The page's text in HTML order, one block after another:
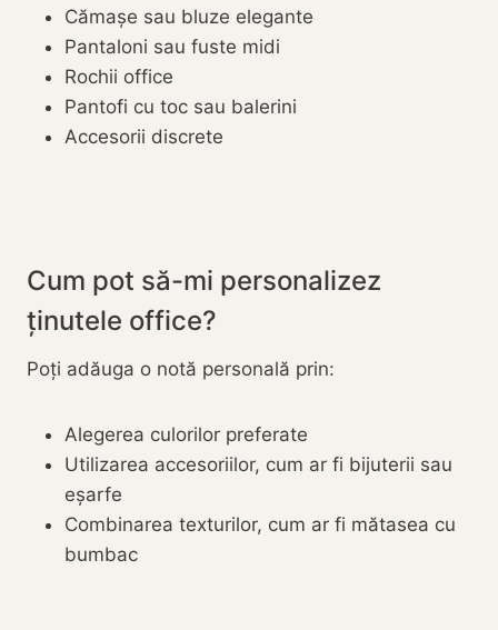
Cămașe sau bluze elegante
Pantaloni sau fuste midi
Rochii office
Pantofi cu toc sau balerini
Accesorii discrete
Cum pot să-mi personalizez
ținutele office?
Poți adăuga o notă personală prin:
Alegerea culorilor preferate
Utilizarea accesoriilor, cum ar fi bijuterii sau
eșarfe
Combinarea texturilor, cum ar fi mătasea cu
bumbac